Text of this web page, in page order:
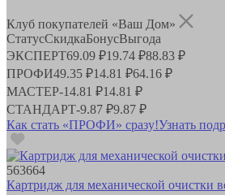
Клуб покупателей «Ваш Дом»
СтатусСкидкаБонусВыгода
ЭКСПЕРТ69.09 ₽19.74 ₽88.83 ₽
ПРОФИ49.35 ₽14.81 ₽64.16 ₽
МАСТЕР-14.81 ₽14.81 ₽
СТАНДАРТ-9.87 ₽9.87 ₽
Как стать «ПРОФИ» сразу!Узнать
563664
Картридж для механической очистки